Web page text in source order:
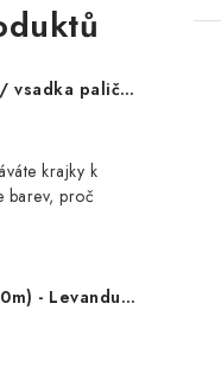
Bavlněná krajka / vsadka paličkovaná šíře 60 mm
krajky k
barev, proč
Woody 5 mm (100m) - Levandule (Lavender)